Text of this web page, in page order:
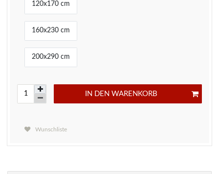
120x170 cm
160x230 cm
200x290 cm
IN DEN WARENKORB
Wunschliste